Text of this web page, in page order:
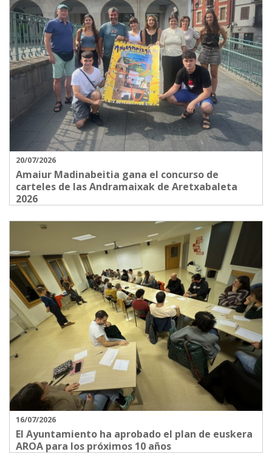
20/07/2026
Amaiur Madinabeitia gana el concurso de
carteles de las Andramaixak de Aretxabaleta
2026
16/07/2026
El Ayuntamiento ha aprobado el plan de euskera
AROA para los próximos 10 años